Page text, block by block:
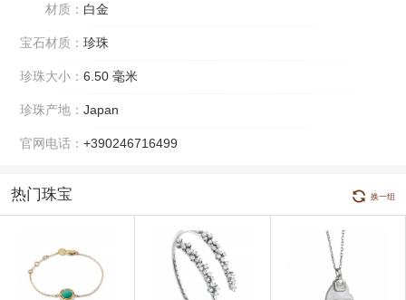
材质： 白金
宝石材质： 珍珠
珍珠大小： 6.50 毫米
珍珠产地： Japan
官网电话： +390246716499
热门珠宝 换一组